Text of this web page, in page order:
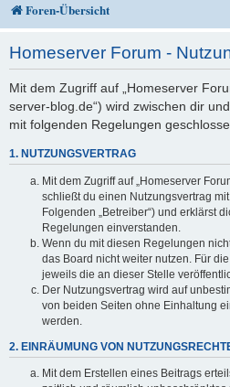
Foren-Übersicht
Homeserver Forum -
Mit dem Zugriff auf „Homeserver
server-blog.de“) wird zwischen dir
mit folgenden Regelungen
1. NUTZUNGSVERTRAG
Mit dem Zugriff auf „Homeserver
schließt du einen Nutzungsvertrag
Folgenden „Betreiber“) und erklärst
Regelungen einverstanden.
Wenn du mit diesen Regelungen
das Board nicht weiter nutzen. Für
jeweils die an dieser Stelle
Der Nutzungsvertrag wird auf
von beiden Seiten ohne Einhaltung
werden.
2. EINRÄUMUNG VON
Mit dem Erstellen eines Beitrags